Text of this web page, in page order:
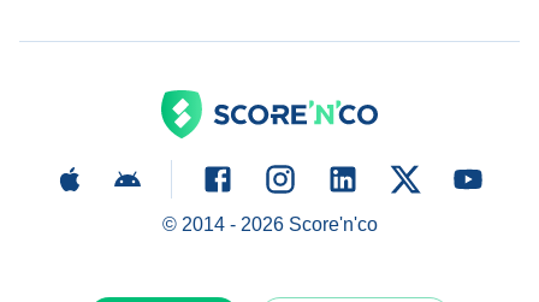
© 2014 - 2026Score'n'co